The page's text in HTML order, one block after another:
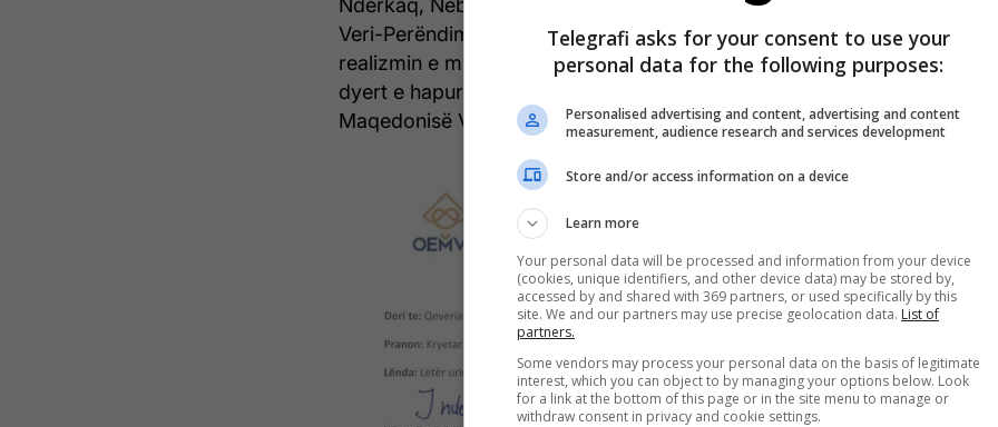
Ndërkaq, Nebi Hoxha, kryetar i Odës Ekonomike të Maqedonisë
Veri-Perëndimore, duke i uruar kryeministrit Kurti suksese në
realizmin e misionit për zhvillimin e vendit, ka thënë se i ka gjithmonë
dyert e hapura dhe përkrahjen e duhur të Odës Ekonomike të
Maqedonisë Veri-Perëndimore./Telegrafi/
Telegrafi asks for your consent to use your
personal data for the following purposes:
Personalised advertising and content, advertising and content
measurement, audience research and services development
Store and/or access information on a device
Learn more
Your personal data will be processed and information from your device
(cookies, unique identifiers, and other device data) may be stored by,
accessed by and shared with 369 partners, or used specifically by this
site. We and our partners may use precise geolocation data. List of
partners.
Some vendors may process your personal data on the basis of legitimate
interest, which you can object to by managing your options below. Look
for a link at the bottom of this page or in the site menu to manage or
withdraw consent in privacy and cookie settings.